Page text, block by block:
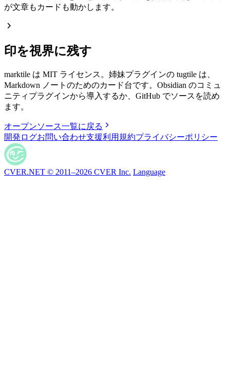
が文章もカードも動かします。
印を視界に残す
marktile は MIT ライセンス。姉妹プラグインの tugtile は、
Markdown ノートのためのカード台です。Obsidian のコミュ
ニティプラグインから導入するか、GitHub でソースを読め
ます。
オープンソース一覧に戻る
開発ログお問い合わせ支援利用規約プライバシーポリシー
CVER.NET © 2011–2026 CVER Inc. Language